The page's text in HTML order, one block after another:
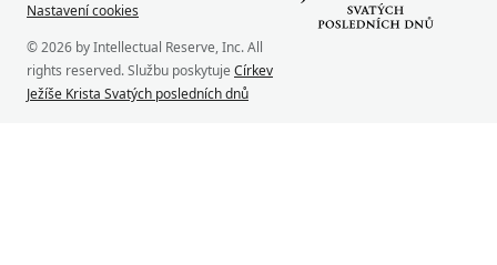
Nastavení cookies
© 2026 by Intellectual Reserve, Inc. All
rights reserved. Službu poskytuje Církev
Ježíše Krista Svatých posledních dnů